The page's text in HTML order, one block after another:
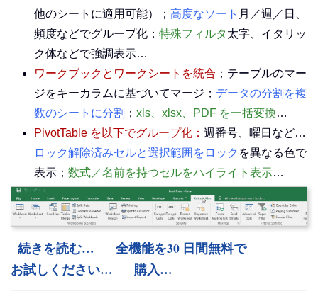
他のシートに適用可能）； 高度なソート 月／週／日、
頻度などでグループ化； 特殊フィルタ太字、イタリッ
ク体などで強調表示…
ワークブックとワークシートを統合 ；テーブルのマー
ジをキーカラムに基づいてマージ； データの分割を複
数のシートに分割 ； xls、xlsx、PDF を一括変換…
PivotTable を以下でグループ化： 週番号、曜日など…
ロック解除済みセルと選択範囲をロック を異なる色で
表示； 数式／名前を持つセルをハイライト表示…
続きを読む…
全機能を30 日間無料で
お試しください…
購入…